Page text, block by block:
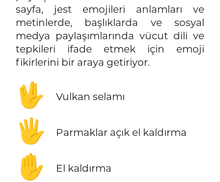
sayfa, jest emojileri anlamları ve
metinlerde, başlıklarda ve sosyal
medya paylaşımlarında vücut dili ve
tepkileri ifade etmek için emoji
fikirlerini bir araya getiriyor.
🖖 Vulkan selamı
🖐️ Parmaklar açık el kaldırma
✋ El kaldırma